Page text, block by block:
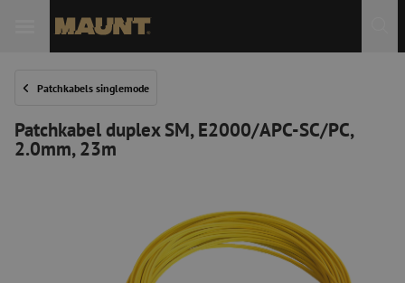
Patchkabels singlemode
Patchkabel duplex SM, E2000/APC-SC/PC,
2.0mm, 23m